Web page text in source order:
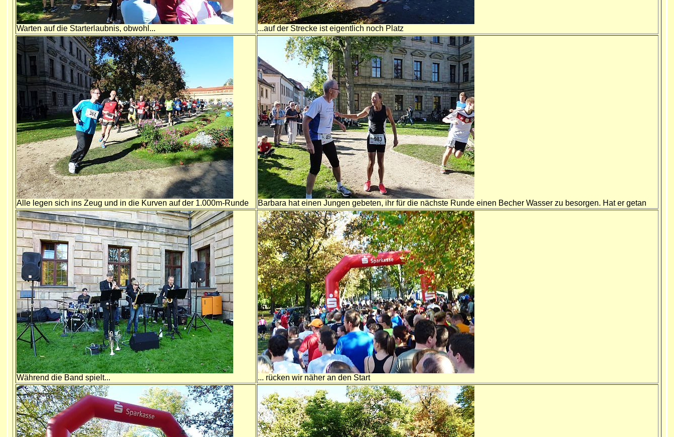
Warten auf die Starterlaubnis, obwohl... ...auf der Strecke ist eigentlich noch Platz
Alle legen sich ins Zeug und in die Kurven auf der 1.000m-Runde Barbara hat einen Jungen gebeten, ihr für die nächste Runde einen Becher Wasser zu besorgen. Hat er getan
Während die Band spielt... ... rücken wir näher an den Start